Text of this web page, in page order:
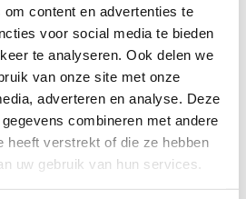
content en advertenties te
voor social media te bieden
te analyseren. Ook delen we
van onze site met onze
adverteren en analyse. Deze
combineren met andere
heeft verstrekt of die ze hebben
uw gebruik van hun services.
2026